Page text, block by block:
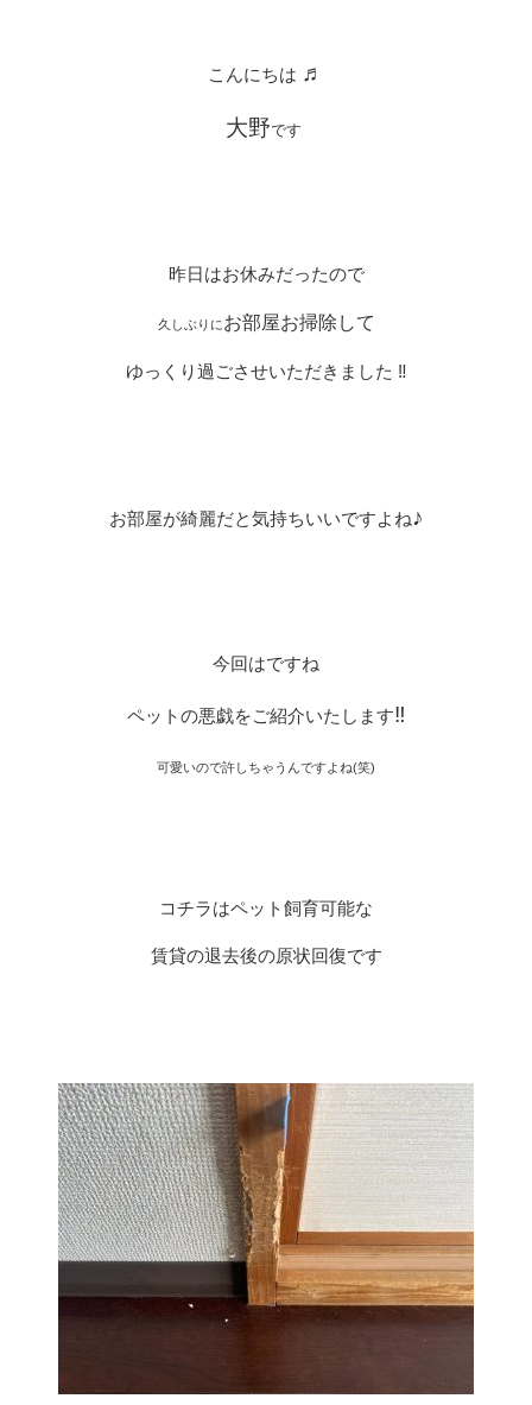
こんにちは ♬
大野です
昨日はお休みだったので
久しぶりにお部屋お掃除して
ゆっくり過ごさせいただきました ‼︎
お部屋が綺麗だと気持ちいいですよね♪
今回はですね
ペットの悪戯をご紹介いたします‼︎
可愛いので許しちゃうんですよね(笑)
コチラはペット飼育可能な
賃貸の退去後の原状回復です